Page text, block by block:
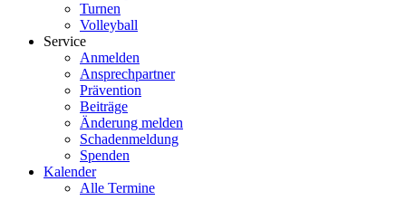
Turnen
Volleyball
Service
Anmelden
Ansprechpartner
Prävention
Beiträge
Änderung melden
Schadenmeldung
Spenden
Kalender
Alle Termine